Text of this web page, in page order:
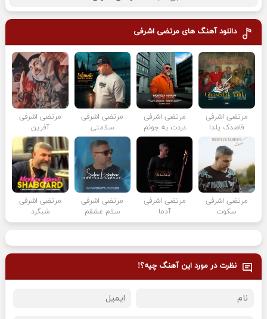
دانلود آهنگ های مرتضی اشرفی
مرتضی اشرفی
قاصدک یلدا
مرتضی اشرفی
دردت به جونم
مرتضی اشرفی
سلامتی
مرتضی اشرفی
آفرین
مرتضی اشرفی
سکوت
مرتضی اشرفی
آدما
مرتضی اشرفی
سلام عشقم
مرتضی اشرفی
شبگرد
نظرت در مورد این آهنگ چیه؟!